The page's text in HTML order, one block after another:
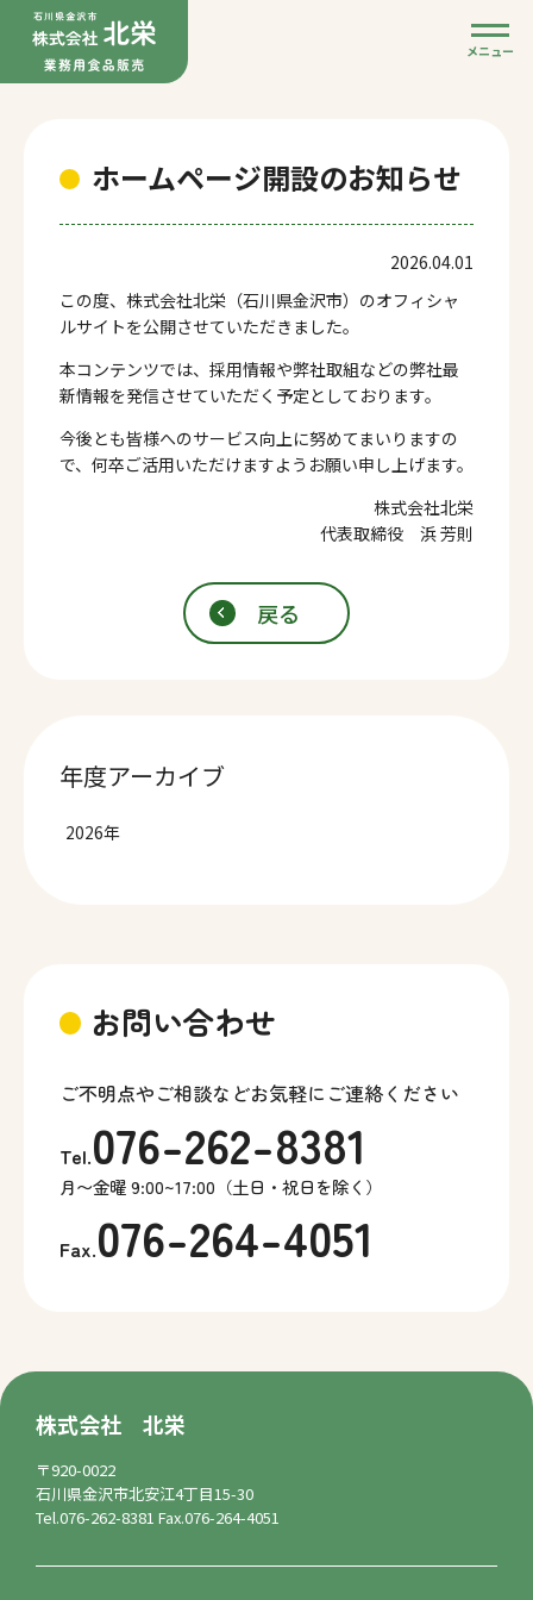
メニュー
ホームページ開設のお知らせ
2026.04.01
この度、株式会社北栄（石川県金沢市）のオフィシャ
ルサイトを公開させていただきました。
本コンテンツでは、採用情報や弊社取組などの弊社最
新情報を発信させていただく予定としております。
今後とも皆様へのサービス向上に努めてまいりますの
で、何卒ご活用いただけますようお願い申し上げます。
株式会社北栄
代表取締役 浜 芳則
戻る
年度アーカイブ
2026年
お問い合わせ
ご不明点やご相談などお気軽にご連絡ください
Tel.076-262-8381
月〜金曜 9:00~17:00（土日・祝日を除く）
Fax.076-264-4051
株式会社 北栄
〒920-0022
石川県金沢市北安江4丁目15-30
Tel.076-262-8381 Fax.076-264-4051